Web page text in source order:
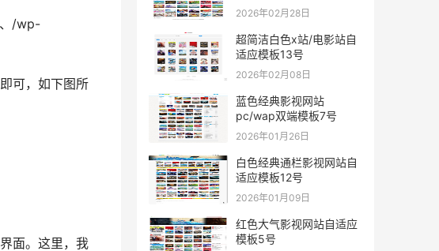
/wp-
可，如下图所
面。这里，我
2026年02月28日
超简洁白色x站/电影站自
适应模板13号
2026年02月08日
蓝色经典影视网站
pc/wap双端模板7号
2026年01月26日
白色经典通栏影视网站自
适应模板12号
2026年01月09日
红色大气影视网站自适应
模板5号